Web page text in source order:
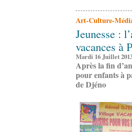
Art-Culture-
Jeunesse :
vacances à
Mardi 16 Juillet
Après la fin
pour enfants à
de Djéno